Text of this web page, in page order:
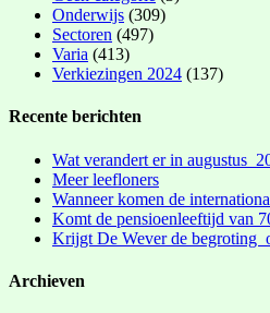
Onderwijs (309)
Sectoren (497)
Varia (413)
Verkiezingen 2024 (137)
Recente berichten
Wat verandert er in augustus
Meer leefloners
Wanneer komen de
Komt de pensioenleeftijd van
Krijgt De Wever de begroting
Archieven